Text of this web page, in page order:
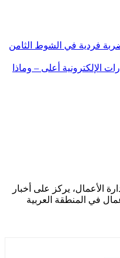
فردية في الشوط الثامن
الإلكترونية أعلى – وماذا
الأعمال، يركز على أخبار
في المنطقة العربية